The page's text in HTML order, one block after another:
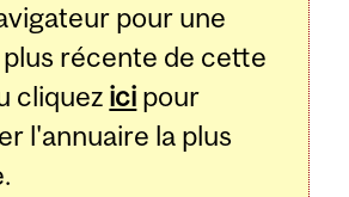
pour une
récente de cette
cliquez ici pour
l'annuaire la plus